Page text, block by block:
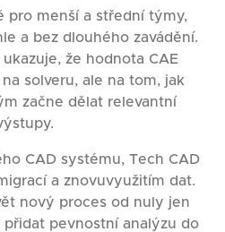
pro menší a střední týmy,
a bez dlouhého zavádění.
že hodnota CAE
solveru, ale na tom, jak
začne dělat relevantní
CAD systému, Tech CAD
a znovuvyužitím dat.
nový proces od nuly jen
pevnostní analýzu do